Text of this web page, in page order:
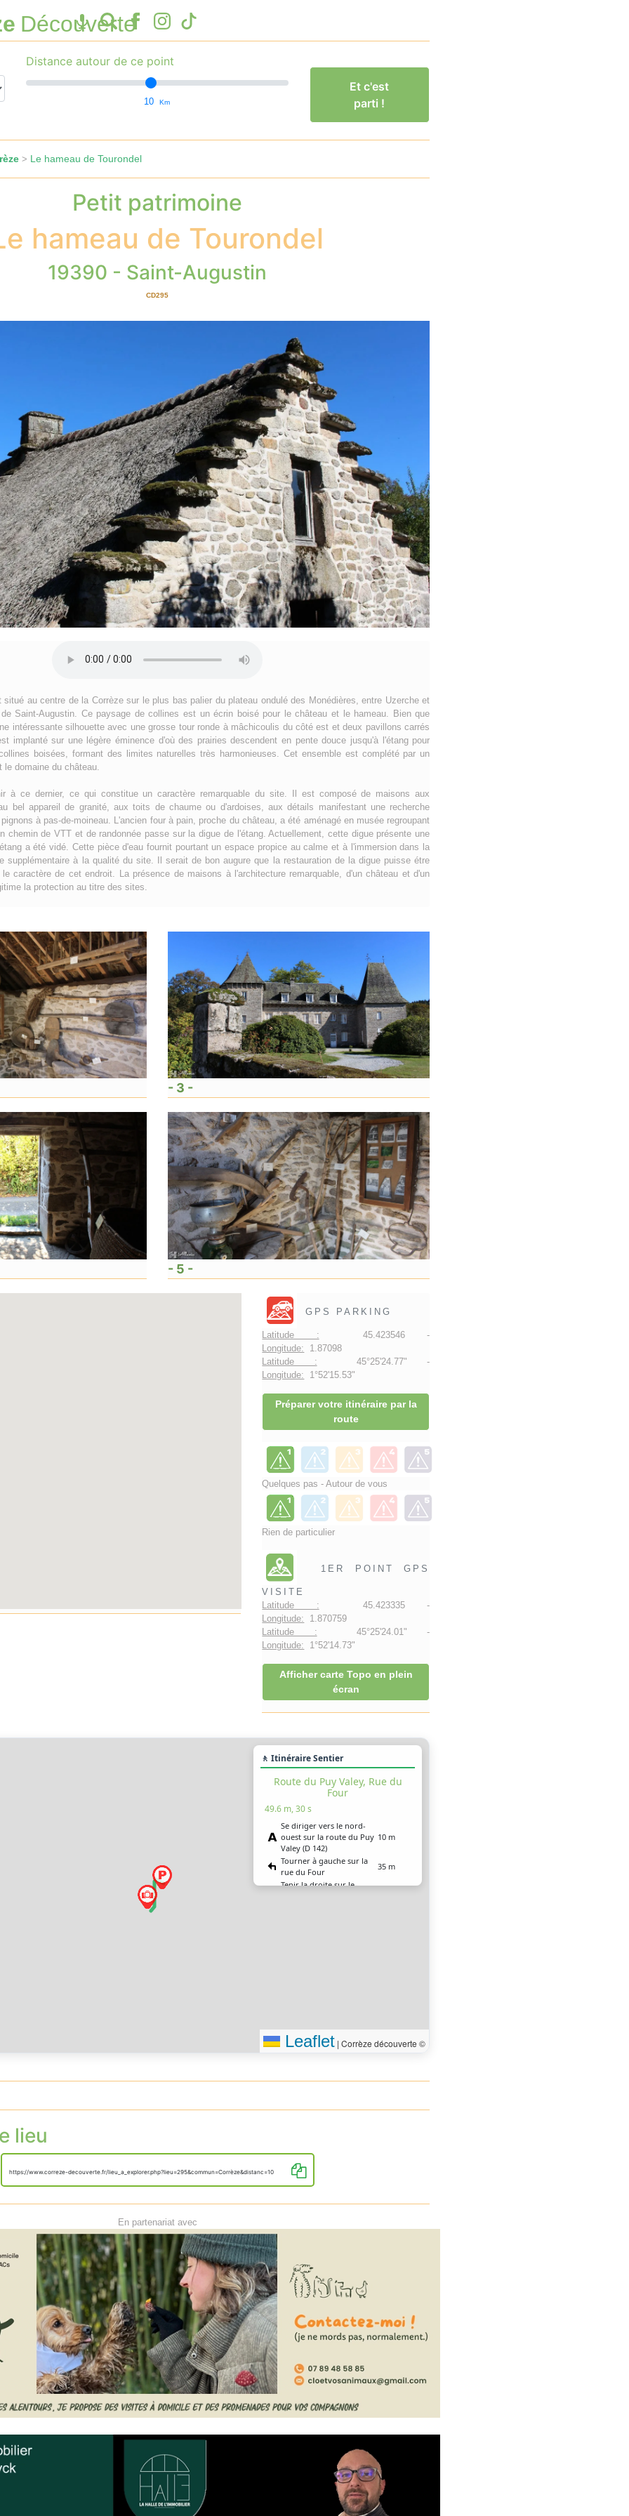
Découverte
Distance autour de ce point
10 Km
Et c'est
parti !
> Le hameau de Tourondel
Petit patrimoine
hameau de Tourondel
19390 - Saint-Augustin
CD295
situé au centre de la Corrèze sur le plus bas palier du plateau ondulé des Monédières, entre Uzerche et
Saint-Augustin. Ce paysage de collines est un écrin boisé pour le château et le hameau. Bien que
intéressante silhouette avec une grosse tour ronde à mâchicoulis du côté est et deux pavillons carrés
implanté sur une légère éminence d'où des prairies descendent en pente douce jusqu'à l'étang pour
boisées, formant des limites naturelles très harmonieuses. Cet ensemble est complété par un
domaine du château.
à ce dernier, ce qui constitue un caractère remarquable du site. Il est composé de maisons aux
bel appareil de granité, aux toits de chaume ou d'ardoises, aux détails manifestant une recherche
à pas-de-moineau. L'ancien four à pain, proche du château, a été aménagé en musée regroupant
chemin de VTT et de randonnée passe sur la digue de l'étang. Actuellement, cette digue présente une
a été vidé. Cette pièce d'eau fournit pourtant un espace propice au calme et à l'immersion dans la
supplémentaire à la qualité du site. Il serait de bon augure que la restauration de la digue puisse étre
caractère de cet endroit. La présence de maisons à l'architecture remarquable, d'un château et d'un
la protection au titre des sites.
- 3 -
- 5 -
GPS PARKING
Latitude : 45.423546 -
Longitude: 1.87098
Latitude : 45°25'24.77" -
Longitude: 1°52'15.53"
Préparer votre itinéraire par la
route
Quelques pas - Autour de vous
Rien de particulier
1ER POINT GPS
VISITE
Latitude : 45.423335 -
Longitude: 1.870759
Latitude : 45°25'24.01" -
Longitude: 1°52'14.73"
Afficher carte Topo en plein
écran
🚶 Itinéraire Sentier
Route du Puy Valey, Rue du
Four
49.6 m, 30 s
Se diriger vers le nord-
ouest sur la route du Puy
Valey (D 142)
10 m
Tourner à gauche sur la
rue du Four
35 m
Tenir la droite sur le
Leaflet | Corrèze découverte ©
lieu
https://www.correze-decouverte.fr/lieu_a_explorer.php?lieu=295&commun=Corrèze&distanc=10
En partenariat avec